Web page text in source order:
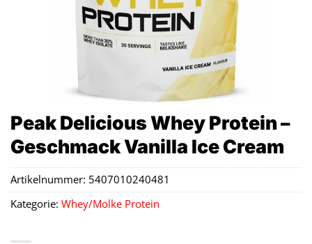
Peak Delicious Whey Protein –
Geschmack Vanilla Ice Cream
Artikelnummer: 5407010240481
Kategorie: Whey/Molke Protein